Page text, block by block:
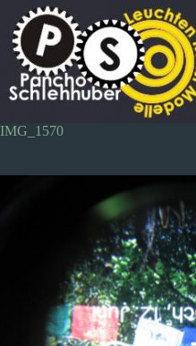
Inhalt
springen
IMG_1570